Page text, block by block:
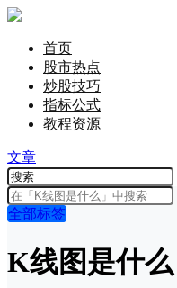
首页
股市热点
炒股技巧
指标公式
教程资源
文章
全部标签
K线图是什么